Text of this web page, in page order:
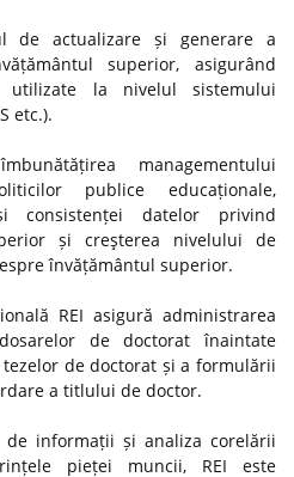
de actualizare și generare a
superior, asigurând
utilizate la nivelul sistemului
etc.).
managementului
publice educaționale,
consistenței datelor privind
și creşterea nivelului de
învățământul superior.
REI asigură administrarea
de doctorat înaintate
tezelor de doctorat și a formulării
a titlului de doctor.
informații și analiza corelării
pieței muncii, REI este